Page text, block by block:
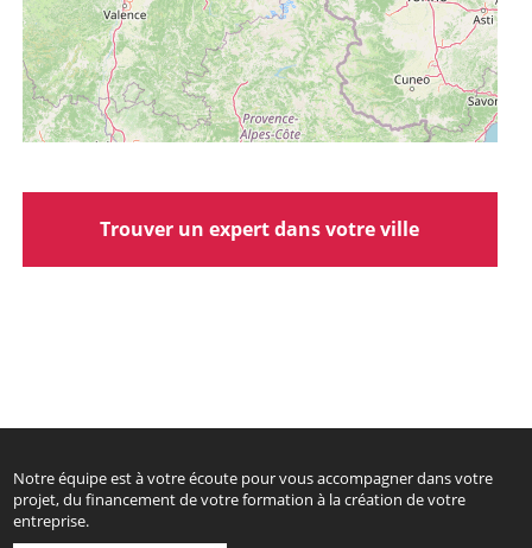
Trouver un expert dans votre ville
Notre équipe est à votre écoute pour vous accompagner dans votre
projet, du financement de votre formation à la création de votre
entreprise.